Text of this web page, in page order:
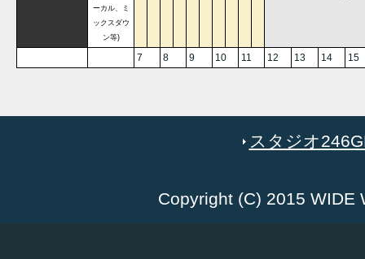
ーカル、ミ
ックスダウ
ン等)
7 8 9 10 11 12 13 14 15
スタジオ
Copyright (C) 2015 WIDE